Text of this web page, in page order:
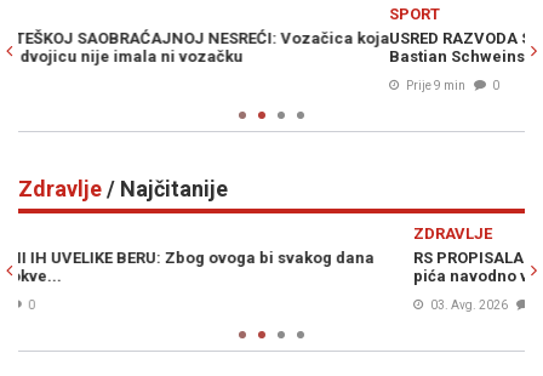
USRED RAZVODA SA ANOM IVANOVIĆ KUPIO VILU LJUBAVNICI:
Bastian Schweinsteiger iskeširao milione za novi dom
Zdravlje/ Najčitanije
RS PROPISALA DRUGAČIJI LIMIT OD OSTATKA BIH: Za energetska
pića navodno važe strožija pravila